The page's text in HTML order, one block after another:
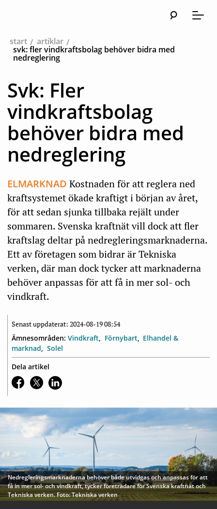
Meny
start
artiklar
svk: fler vindkraftsbolag behöver bidra med
nedreglering
Svk: Fler
vindkraftsbolag
behöver bidra med
nedreglering
ELMARKNAD Kostnaden för att reglera ned
kraftsystemet ökade kraftigt i början av året,
för att sedan sjunka tillbaka rejält under
sommaren. Svenska kraftnät vill dock att fler
kraftslag deltar på nedregleringsmarknaderna.
Ett av företagen som bidrar är Tekniska
verken, där man dock tycker att marknaderna
behöver anpassas för att få in mer sol- och
vindkraft.
Senast uppdaterat: 2024-08-19 08:54
Ämnesområden: Vindkraft Förnybart
Elhandel &
marknad
Solel
Dela artikel
Nedregleringsmarknaderna behöver både utvidgas och anpassas för att
få in mer sol- och vindkraft, tycker företrädare för Svenska kraftnät och
Tekniska verken. Foto: Tekniska verken